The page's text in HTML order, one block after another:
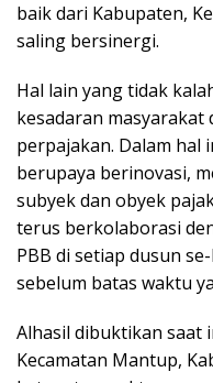
baik dari Kabupaten,
saling bersinergi.
Hal lain yang tidak
kesadaran masyarakat
perpajakan. Dalam hal
berupaya berinovasi,
subyek dan obyek
terus berkolaborasi
PBB di setiap dusun
sebelum batas waktu
Alhasil dibuktikan saat
Kecamatan Mantup,